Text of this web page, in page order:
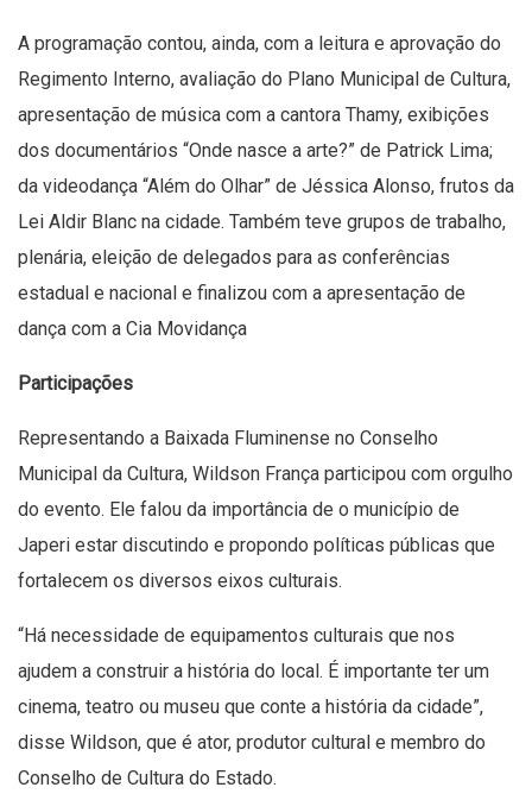
A programação contou, ainda, com a leitura e aprovação do
Regimento Interno, avaliação do Plano Municipal de Cultura,
apresentação de música com a cantora Thamy, exibições
dos documentários “Onde nasce a arte?” de Patrick Lima;
da videodança “Além do Olhar” de Jéssica Alonso, frutos da
Lei Aldir Blanc na cidade. Também teve grupos de trabalho,
plenária, eleição de delegados para as conferências
estadual e nacional e finalizou com a apresentação de
dança com a Cia Movidança
Participações
Representando a Baixada Fluminense no Conselho
Municipal da Cultura, Wildson França participou com orgulho
do evento. Ele falou da importância de o município de
Japeri estar discutindo e propondo políticas públicas que
fortalecem os diversos eixos culturais.
“Há necessidade de equipamentos culturais que nos
ajudem a construir a história do local. É importante ter um
cinema, teatro ou museu que conte a história da cidade”,
disse Wildson, que é ator, produtor cultural e membro do
Conselho de Cultura do Estado.